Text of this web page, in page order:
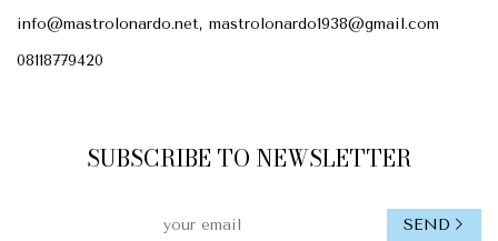
info@mastrolonardo.net, mastrolonardo1938@gmail.com
08118779420
SUBSCRIBE TO NEWSLETTER
SEND